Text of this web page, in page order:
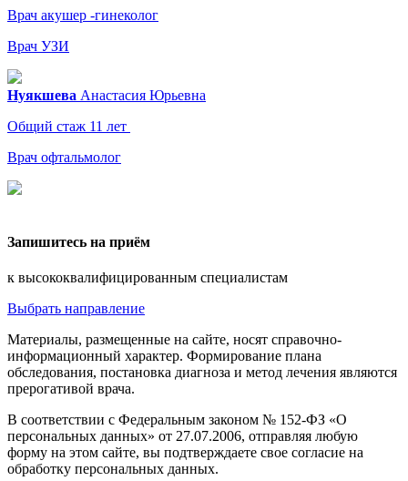
Врач акушер -гинеколог
Врач УЗИ
Нуякшева Анастасия Юрьевна
Общий стаж 11 лет
Врач офтальмолог
Запишитесь на приём
к высококвалифицированным специалистам
Выбрать направление
Материалы, размещенные на сайте, носят справочно-
информационный характер. Формирование плана
обследования, постановка диагноза и метод лечения являются
прерогативой врача.
В соответствии с Федеральным законом № 152-ФЗ «О
персональных данных» от 27.07.2006, отправляя любую
форму на этом сайте, вы подтверждаете свое согласие на
обработку персональных данных.